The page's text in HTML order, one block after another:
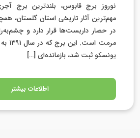
نوروز برج قابوس، بلندترین برج
مهم‌ترین آثار تاریخی استان گلستان،
در حصار داربست‌ها قرار دارد و
یونسکو ثبت شد، بازمانده‌ای […]
اطلاعات بیشتر